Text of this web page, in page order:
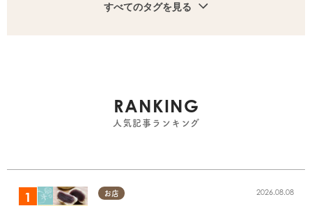
すべてのタグを見る
RANKING
人気記事ランキング
お店 2026.08.08